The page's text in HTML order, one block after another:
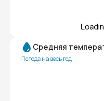
Средняя
Погода на весь год